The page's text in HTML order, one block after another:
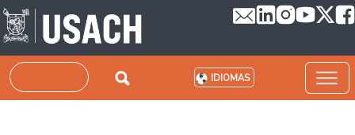
Pasar al contenido principal
Buscar IDIOMAS